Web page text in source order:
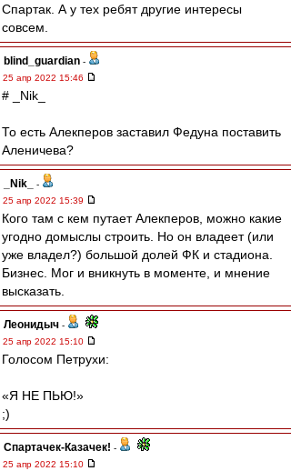
Спартак. А у тех ребят другие интересы
совсем.
blind_guardian -
25 апр 2022 15:46
# _Nik_
То есть Алекперов заставил Федуна поставить
Аленичева?
_Nik_
-
25 апр 2022 15:39
Кого там с кем путает Алекперов, можно какие
угодно домыслы строить. Но он владеет (или
уже владел?) большой долей ФК и стадиона.
Бизнес. Мог и вникнуть в моменте, и мнение
высказать.
Леонидыч -
25 апр 2022 15:10
Голосом Петрухи:
«Я НЕ ПЬЮ!»
;)
Спартачек-Казачек! -
25 апр 2022 15:10